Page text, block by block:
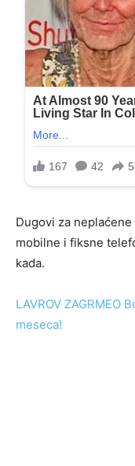
Dugovi za
mobilne i fiksne
kada.
LAVROV ZAGRMEO
meseca!